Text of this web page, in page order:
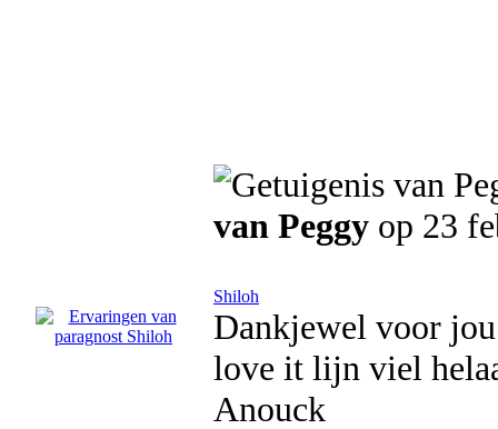
van Peggy op 23
Shiloh
Dankjewel voor
love it lijn viel
Anouck